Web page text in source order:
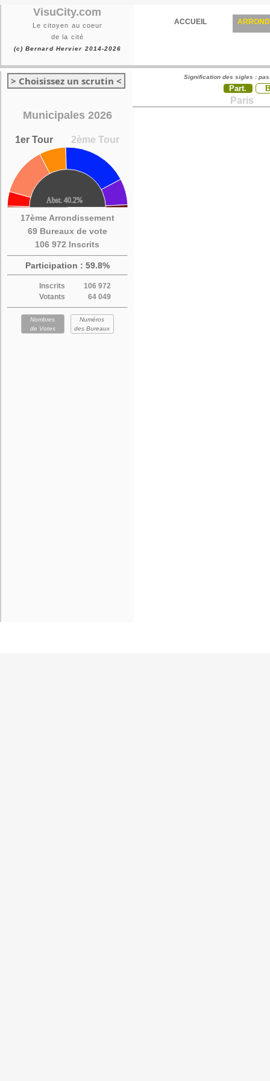
VisuCity.com
Le citoyen au coeur
de la cité
(c) Bernard Hervier 2014-2026
ACCUEIL
> Choisissez un scrutin <
Municipales 2026
1er Tour 2ème Tour
17ème Arrondissement
69 Bureaux de vote
106 972 Inscrits
Participation : 59.8%
Inscrits
106 972
Votants
64 049
Nombres
de Votes
Numéros
des Bureaux
Signification des sigles :
Part.
Paris